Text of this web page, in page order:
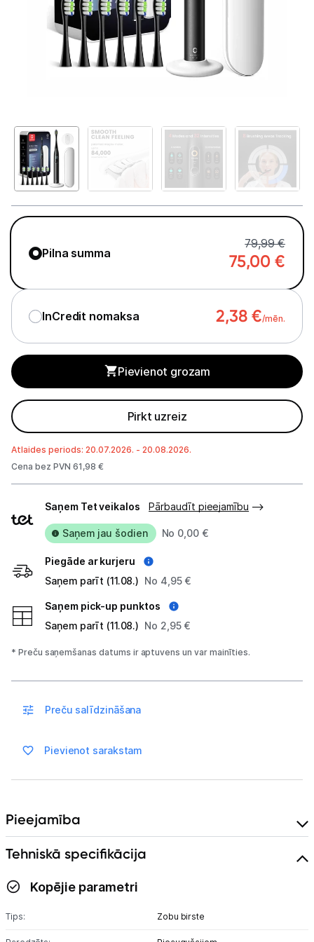
Telefoni, planšetdatori
Viedierīces
Matu kopšana
Ķermeņa kopšana
Svari
Alkometri
Masāžas ierīces
Sejas kopšanas ierīces
Asinsspiediena mērītāji
Sildīšanas ierīces
Sports un atpūta
Ražotāju atjaunota tehnika
Blogs
Tehnikas izvešana
Uzņēmumiem
Kontakti
Informācija
Pilna summa
79,99 €
75,00 €
InCredit nomaksa 2,38 €/mēn.
Pievienot grozam
Pirkt uzreiz
Atlaides periods: 20.07.2026. - 20.08.2026.
Cena bez PVN 61,98 €
veidi
Saņem Tet veikalos Pārbaudīt pieejamību
Saņem jau šodien No 0,00 €
Piegāde ar kurjeru
Saņem parīt (11.08.) No 4,95 €
Saņem pick-up punktos
Saņem parīt (11.08.) No 2,95 €
* Preču saņemšanas datums ir aptuvens un var mainīties.
Preču salīdzināšana
Pievienot sarakstam
Pieejamība
Tehniskā specifikācija
Kopējie parametri
Tips: Zobu birste